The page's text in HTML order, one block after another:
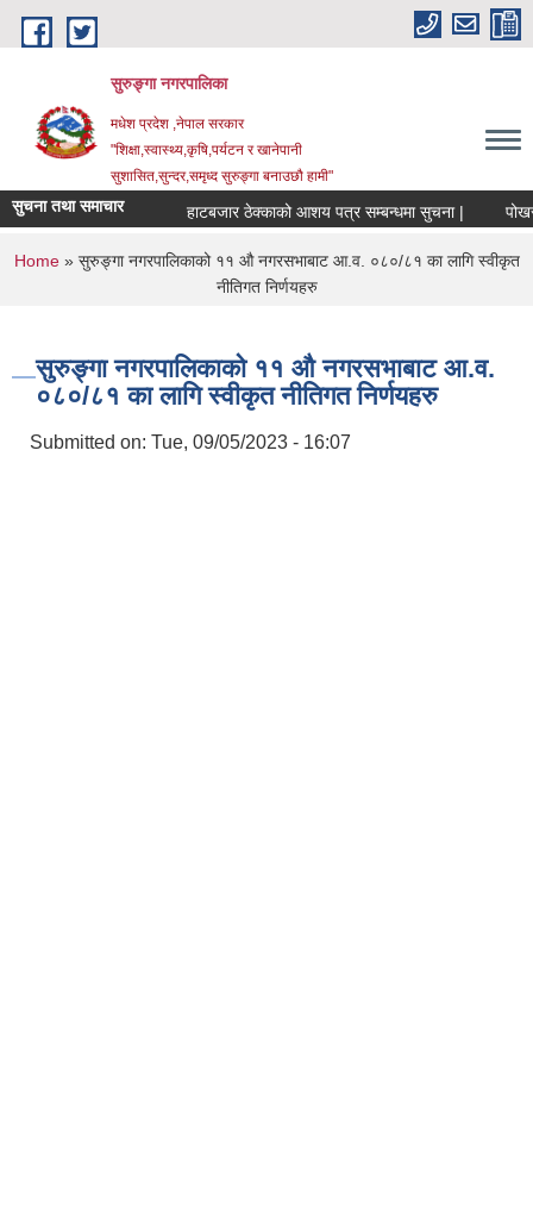
Skip to main content
सुरुङ्‍गा नगरपालिका
मधेश प्रदेश ,नेपाल सरकार
"शिक्षा,स्वास्थ्य,कृषि,पर्यटन र खानेपानी
सुशासित,सुन्दर,समृध्द सुरुङ्गा बनाउछौ हामी"
सुचना तथा समाचार हाटबजार ठेक्काको आशय पत्र सम्बन्धमा सुचना |
You are here
Home» सुरुङ्गा नगरपालिकाको ११ औ नगरसभाबाट आ.व. ०८०/८१ का लागि स्वीकृत
नीतिगत निर्णयहरु
सुरुङ्गा नगरपालिकाको ११ औ नगरसभाबाट आ.व.
०८०/८१ का लागि स्वीकृत नीतिगत निर्णयहरु
Submitted on: Tue, 09/05/2023 - 16:07